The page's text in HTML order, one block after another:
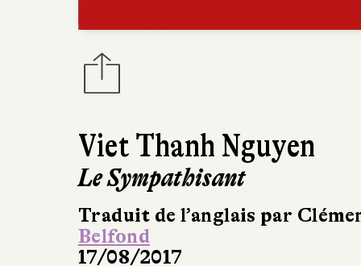
Viet Thanh Nguyen
Le Sympathisant
Traduit de l’anglais par
Belfond
17/08/2017